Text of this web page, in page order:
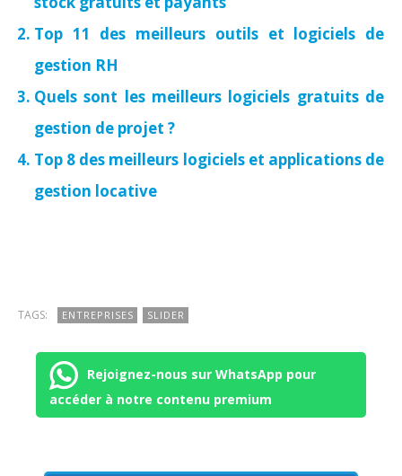
Top 11 des meilleurs outils et logiciels de
gestion RH
Quels sont les meilleurs logiciels gratuits de
gestion de projet ?
Top 8 des meilleurs logiciels et applications de
gestion locative
TAGS: ENTREPRISES SLIDER
Rejoignez-nous sur WhatsApp pour
accéder à notre contenu premium